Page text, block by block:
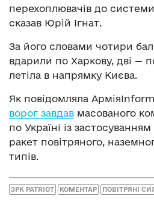
перехоплювачів до
сказав Юрій Ігнат.
За його словами чотири
вдарили по Харкову, дві —
летіла в напрямку Києва.
Як повідомляла
ворог завдав масованого
по Україні із
ракет повітряного,
типів.
ЗРК PATRIOT КОМЕНТАР ПОВІТРЯНІ